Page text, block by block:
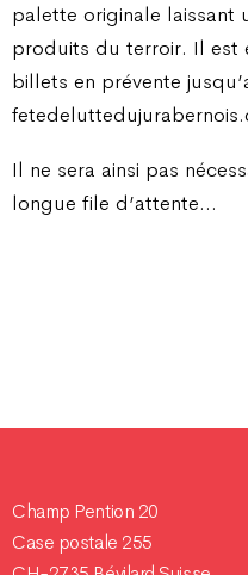
palette originale laissant
produits du terroir. Il est
billets en prévente
Il ne sera ainsi pas
longue file d’attente…
Champ Pention 20
Case postale 255